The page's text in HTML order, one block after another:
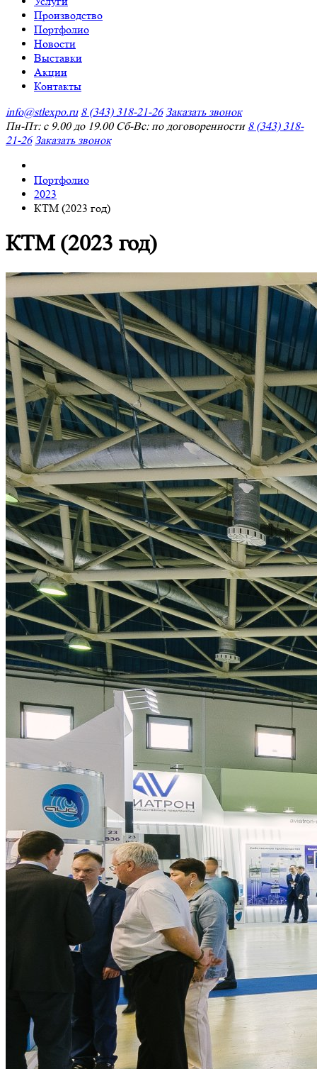
Производство
Портфолио
Новости
Выставки
Акции
Контакты
info@stlexpo.ru 8 (343) 318-21-26 Заказать звонок
Пн-Пт: с 9.00 до 19.00 Сб-Вс: по договоренности 8 (343) 318-
21-26 Заказать звонок
Портфолио
2023
КТМ (2023 год)
КТМ (2023 год)